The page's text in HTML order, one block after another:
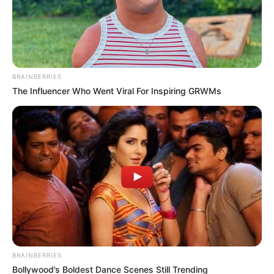
Művészek
Természet
Történetek
Világ
Információ
Adatvédelmi irányelvek
Általános Szerződési Feltételek
Rólunk
Test Page
BRAINBERRIES
The Influencer Who Went Viral For Inspiring GRWMs
BRAINBERRIES
Bollywood’s Boldest Dance Scenes Still Trending